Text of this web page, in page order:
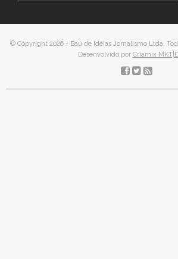
© Copyright 2026 - Baú de Idéias Jornalismo Ltda.
Desenvolvido por Criamix